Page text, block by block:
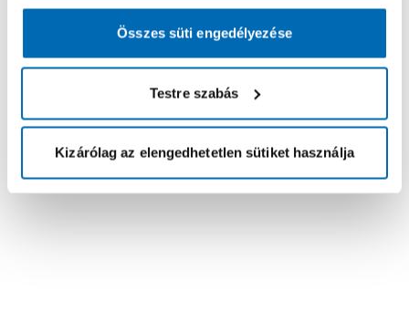
Összes süti engedélyezése
Testre szabás
Kizárólag az elengedhetetlen sütiket használja